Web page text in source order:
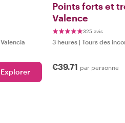
Valencia
Explorer
Points forts et
Valence
325 avis
3 heures | Tours des
€39.71 par personne